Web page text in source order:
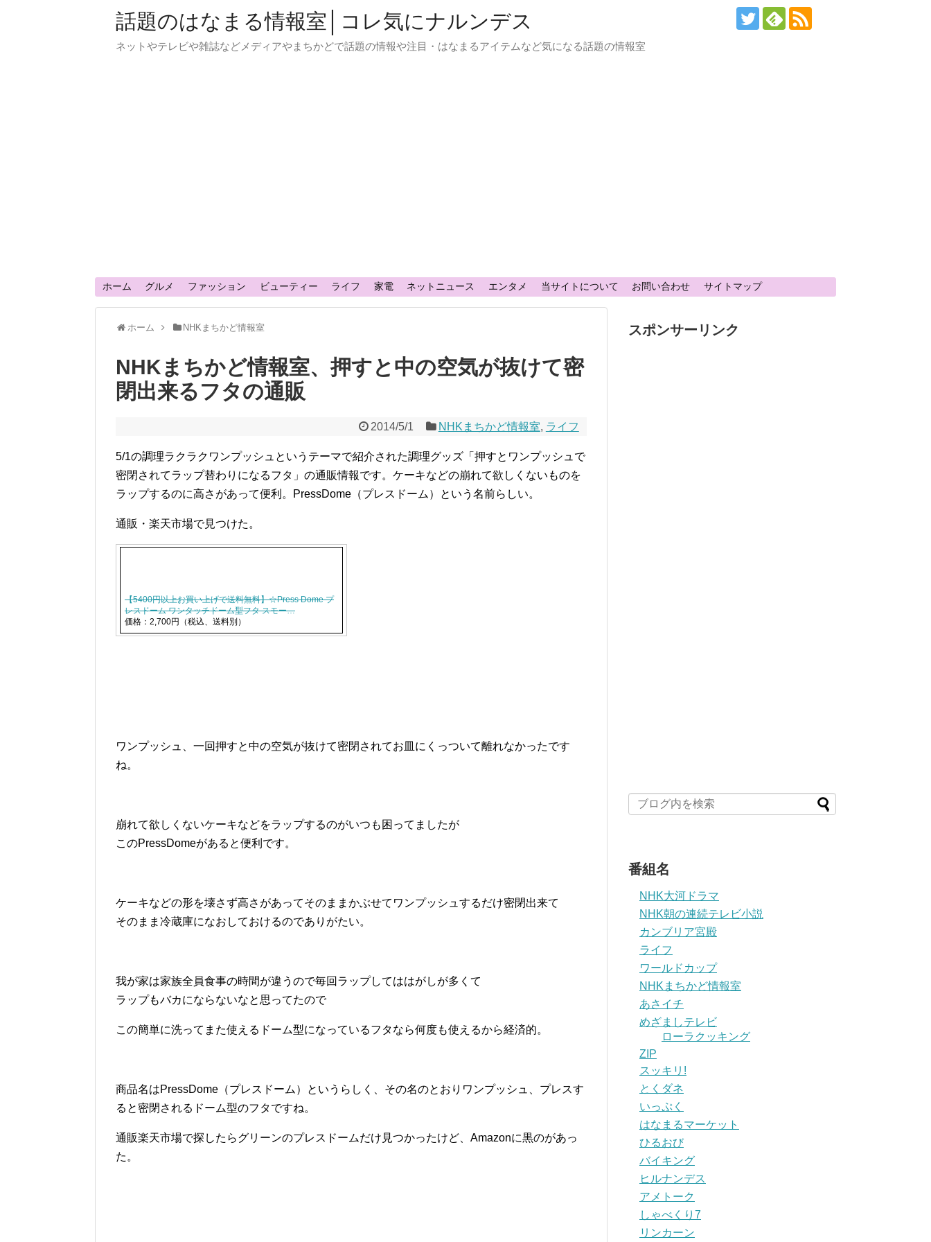
話題のはなまる情報室│コレ気にナルンデス
ネットやテレビや雑誌などメディアやまちかどで話題の情報や注目・はなまるアイテムなど気になる話題の情報室
ホーム グルメ ファッション ビューティー ライフ 家電 ネットニュース エンタメ 当サイトについて お問い合わせ サイトマップ
ホーム NHKまちかど情報室
NHKまちかど情報室、押すと中の空気が抜けて密
閉出来るフタの通販
2014/5/1 NHKまちかど情報室, ライフ
5/1の調理ラクラクワンプッシュというテーマで紹介された調理グッズ「押すとワンプッシュで
密閉されてラップ替わりになるフタ」の通販情報です。ケーキなどの崩れて欲しくないものを
ラップするのに高さがあって便利。PressDome（プレスドーム）という名前らしい。
通販・楽天市場で見つけた。
【5400円以上お買い上げで送料無料】☆Press Dome プ
レスドーム ワンタッチドーム型フタ スモー…
価格：2,700円（税込、送料別）
ワンプッシュ、一回押すと中の空気が抜けて密閉されてお皿にくっついて離れなかったです
ね。
崩れて欲しくないケーキなどをラップするのがいつも困ってましたが
このPressDomeがあると便利です。
ケーキなどの形を壊さず高さがあってそのままかぶせてワンプッシュするだけ密閉出来て
そのまま冷蔵庫になおしておけるのでありがたい。
我が家は家族全員食事の時間が違うので毎回ラップしてははがしが多くて
ラップもバカにならないなと思ってたので
この簡単に洗ってまた使えるドーム型になっているフタなら何度も使えるから経済的。
商品名はPressDome（プレスドーム）というらしく、その名のとおりワンプッシュ、プレスす
ると密閉されるドーム型のフタですね。
通販楽天市場で探したらグリーンのプレスドームだけ見つかったけど、Amazonに黒のがあっ
た。
スポンサーリンク
番組名
NHK大河ドラマ
NHK朝の連続テレビ小説
カンブリア宮殿
ライフ
ワールドカップ
NHKまちかど情報室
あさイチ
めざましテレビ
ローラクッキング
ZIP
スッキリ!
とくダネ
いっぷく
はなまるマーケット
ひるおび
バイキング
ヒルナンデス
アメトーク
しゃべくり7
リンカーン